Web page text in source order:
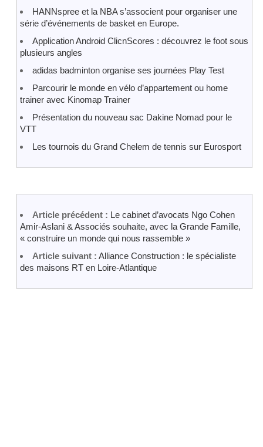
HANNspree et la NBA s’associent pour organiser une
série d’événements de basket en Europe.
Application Android ClicnScores : découvrez le foot sous
plusieurs angles
adidas badminton organise ses journées Play Test
Parcourir le monde en vélo d’appartement ou home
trainer avec Kinomap Trainer
Présentation du nouveau sac Dakine Nomad pour le
VTT
Les tournois du Grand Chelem de tennis sur Eurosport
Article précédent : Le cabinet d’avocats Ngo Cohen
Amir-Aslani & Associés souhaite, avec la Grande Famille,
« construire un monde qui nous rassemble »
Article suivant : Alliance Construction : le spécialiste
des maisons RT en Loire-Atlantique